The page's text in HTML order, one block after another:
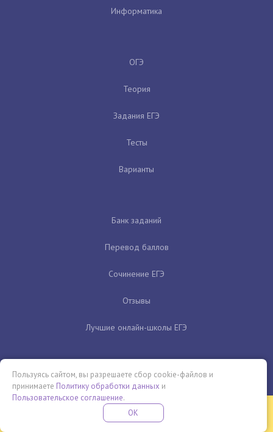
Информатика
ОГЭ
Теория
Задания ЕГЭ
Тесты
Варианты
Банк заданий
Перевод баллов
Сочинение ЕГЭ
Отзывы
Лучшие онлайн-школы ЕГЭ
Бесплатная летняя школа
ПРОВЕДИ ЭТО ЛЕТО С ПОЛЬЗОЙ
Пользуясь сайтом, вы разрешаете сбор cookie-файлов и
принимаете Политику обработки данных и
Пользовательское соглашение.
OK